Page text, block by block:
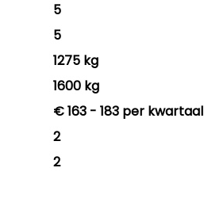
5
5
1275 kg
1600 kg
€ 163 - 183 per kwartaal
2
2